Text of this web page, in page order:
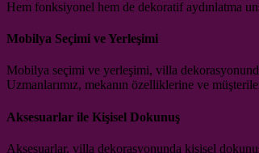
Hem fonksiyonel hem de dekoratif aydınlatma
Mobilya Seçimi ve Yerleşimi
Mobilya seçimi ve yerleşimi, villa
Uzmanlarımız, mekanın özelliklerine ve
Aksesuarlar ile Kişisel Dokunuş
Aksesuarlar, villa dekorasyonunda kişisel